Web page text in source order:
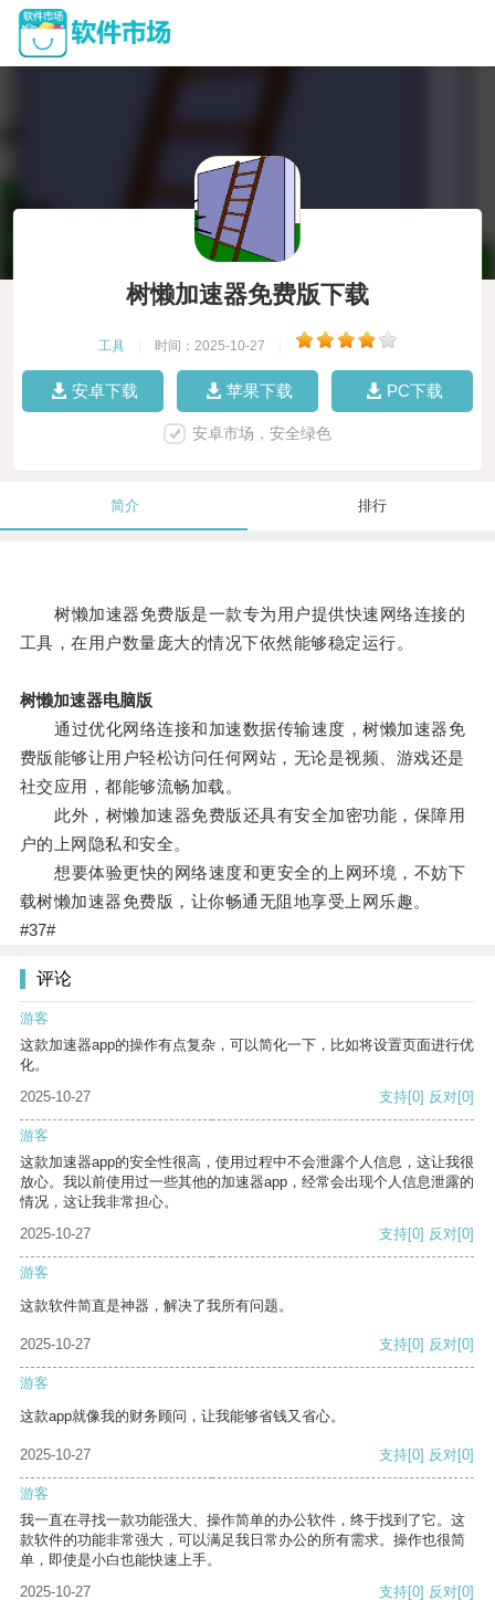
树懒加速器免费版下载
工具 时间：2025-10-27
安卓下载 苹果下载 PC下载
安卓市场，安全绿色
简介 排行
树懒加速器免费版是一款专为用户提供快速网络连接的
工具，在用户数量庞大的情况下依然能够稳定运行。
树懒加速器电脑版
通过优化网络连接和加速数据传输速度，树懒加速器免
费版能够让用户轻松访问任何网站，无论是视频、游戏还是
社交应用，都能够流畅加载。
此外，树懒加速器免费版还具有安全加密功能，保障用
户的上网隐私和安全。
想要体验更快的网络速度和更安全的上网环境，不妨下
载树懒加速器免费版，让你畅通无阻地享受上网乐趣。
#37#
评论
游客
这款加速器app的操作有点复杂，可以简化一下，比如将设置页面进行优
化。
2025-10-27
支持[0] 反对[0]
游客
这款加速器app的安全性很高，使用过程中不会泄露个人信息，这让我很
放心。我以前使用过一些其他的加速器app，经常会出现个人信息泄露的
情况，这让我非常担心。
2025-10-27
支持[0] 反对[0]
游客
这款软件简直是神器，解决了我所有问题。
2025-10-27 支持[0] 反对[0]
游客
这款app就像我的财务顾问，让我能够省钱又省心。
2025-10-27 支持[0] 反对[0]
游客
我一直在寻找一款功能强大、操作简单的办公软件，终于找到了它。这
款软件的功能非常强大，可以满足我日常办公的所有需求。操作也很简
单，即使是小白也能快速上手。
2025-10-27
支持[0] 反对[0]